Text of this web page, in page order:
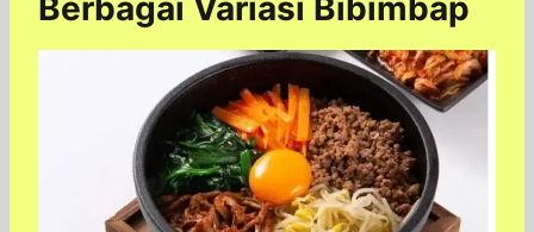
Berbagai Variasi Bibimbap